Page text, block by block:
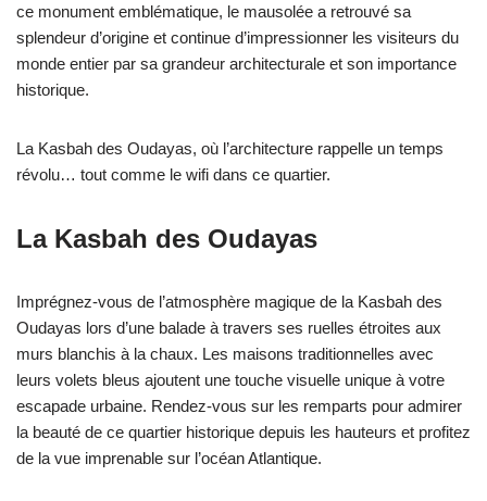
ce monument emblématique, le mausolée a retrouvé sa
splendeur d’origine et continue d’impressionner les visiteurs du
monde entier par sa grandeur architecturale et son importance
historique.
La Kasbah des Oudayas, où l’architecture rappelle un temps
révolu… tout comme le wifi dans ce quartier.
La Kasbah des Oudayas
Imprégnez-vous de l’atmosphère magique de la Kasbah des
Oudayas lors d’une balade à travers ses ruelles étroites aux
murs blanchis à la chaux. Les maisons traditionnelles avec
leurs volets bleus ajoutent une touche visuelle unique à votre
escapade urbaine. Rendez-vous sur les remparts pour admirer
la beauté de ce quartier historique depuis les hauteurs et profitez
de la vue imprenable sur l’océan Atlantique.